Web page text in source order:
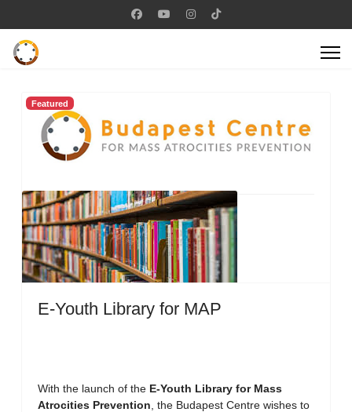
Featured
E-Youth Library for MAP
With the launch of the E-Youth Library for Mass
Atrocities Prevention , the Budapest Centre wishes to